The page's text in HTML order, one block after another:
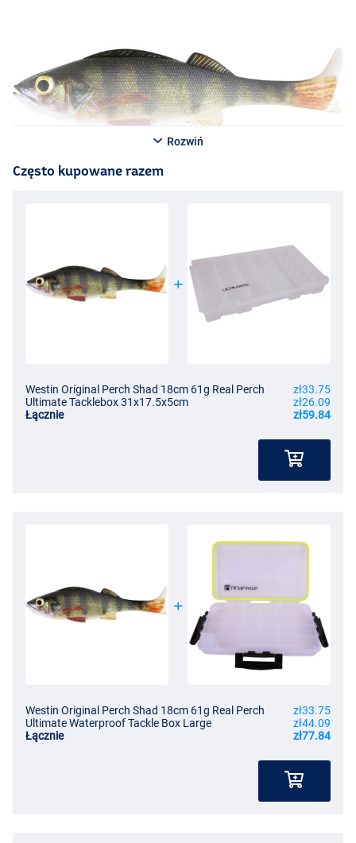
Rozwiń
Często kupowane razem
Westin Original Perch Shad 18cm 61g Real Perch
zł33.75
Ultimate Tacklebox 31x17.5x5cm
zł26.09
Łącznie
zł59.84
Westin Original Perch Shad 18cm 61g Real Perch
zł33.75
Ultimate Waterproof Tackle Box Large
zł44.09
Łącznie
zł77.84